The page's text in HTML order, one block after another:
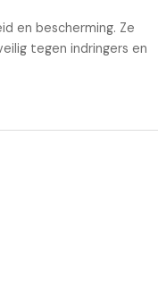
en bescherming. Ze
tegen indringers en